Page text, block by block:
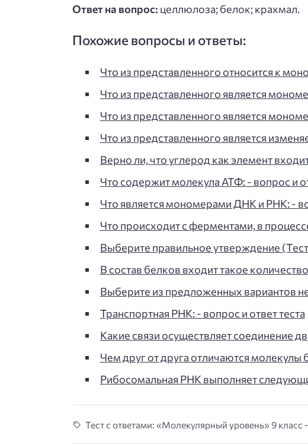
Ответ на вопрос: целлюлоза; белок; крахмал.
Похожие вопросы и ответы:
Что из представленного относится к
Что из представленного является
Что из представленного является
Что из представленного является
Верно ли, что углерод как элемент
Что содержит молекула АТФ: - вопрос и
Что является мономерами ДНК и РНК: -
Что происходит с ферментами, в
Выберите правильное утверждение
В состав белков входит такое
Выберите из предложенных вариантов
Транспортная РНК: - вопрос и ответ теста
Какие связи осуществляет соединение
Чем друг от друга отличаются молекулы
Рибосомальная РНК выполняет
Тест с ответами: «Молекулярный уровень» 9 класс